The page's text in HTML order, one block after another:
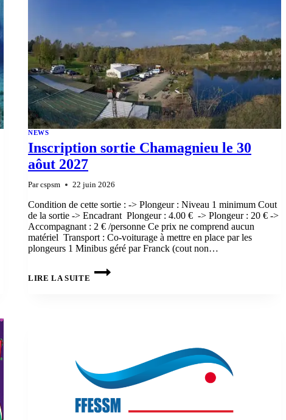
NEWS
Inscription sortie Chamagnieu le 30
aôut 2027
Par cspsm 22 juin 2026
Condition de cette sortie : -> Plongeur : Niveau 1 minimum Cout
de la sortie -> Encadrant Plongeur : 4.00 € -> Plongeur : 20 € ->
Accompagnant : 2 € /personne Ce prix ne comprend aucun
matériel Transport : Co-voiturage à mettre en place par les
plongeurs 1 Minibus géré par Franck (cout non…
LIRE LA SUITE
INSCRIPTION
SORTIE